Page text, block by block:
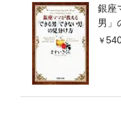
銀座
男」